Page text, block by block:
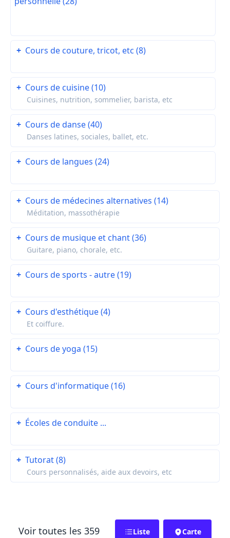
+ Cours de couture, tricot, etc (8)
+ Cours de cuisine (10)
Cuisines, nutrition, sommelier, barista, etc
+ Cours de danse (40)
Danses latines, sociales, ballet, etc.
+ Cours de langues (24)
+ Cours de médecines alternatives (14)
Méditation, massothérapie
+ Cours de musique et chant (36)
Guitare, piano, chorale, etc.
+ Cours de sports - autre (19)
+ Cours d'esthétique (4)
Et coiffure.
+ Cours de yoga (15)
+ Cours d'informatique (16)
+ Écoles de conduite ...
+ Tutorat (8)
Cours personnalisés, aide aux devoirs, etc
Voir toutes les 359
Liste Carte